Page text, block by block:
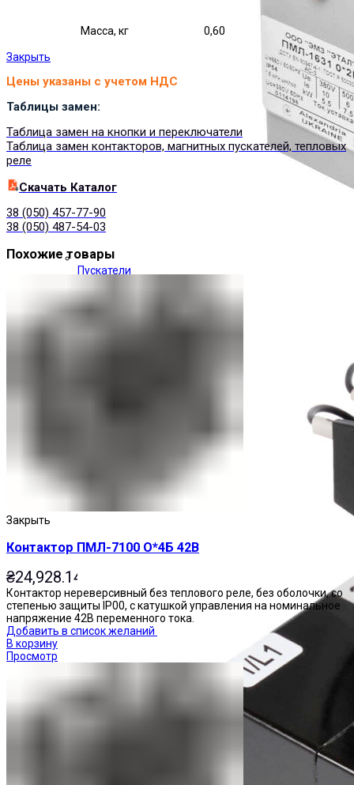
Пускатели
Масса, кг 0,60
Закрыть
Цены указаны с учетом НДС
Таблицы замен:
Таблица замен на кнопки и переключатели
Таблица замен контакторов, магнитных пускателей, тепловых
реле
Cкачать Каталог
38 (050) 457-77-90
38 (050) 487-54-03
Похожие товары
Закрыть
Контактор ПМЛ-7100 О*4Б 42В
₴24,928.14
Контактор нереверсивный без теплового реле, без оболочки, со
степенью защиты IP00, с катушкой управления на номинальное
напряжение 42В переменного тока.
Добавить в список желаний
В корзину
Просмотр